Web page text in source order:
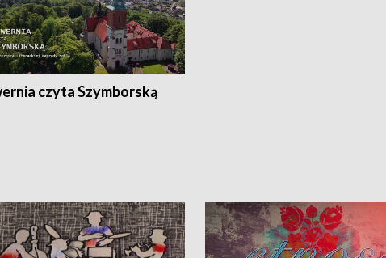
czyta Szymborską